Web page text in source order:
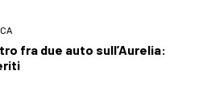
fra due auto sull’Aurelia: